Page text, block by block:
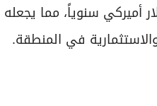
مليار دولار أميركي سنوياً، مما يجعله
في المنطقة.